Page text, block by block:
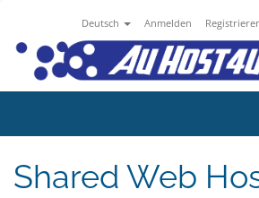
Deutsch Anmelden
Shared Web